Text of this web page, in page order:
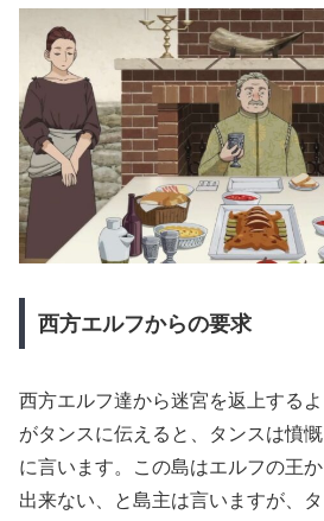
西方エルフからの要求
西方エルフ達から迷宮を返上する
がタンスに伝えると、タンスは憤
に言います。この島はエルフの王
出来ない、と島主は言いますが、